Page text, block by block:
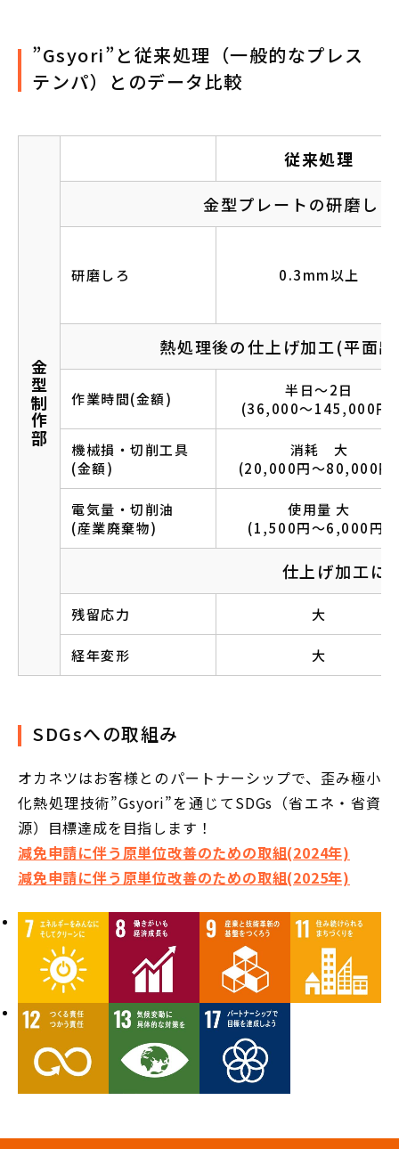
”Gsyori”と従来処理（一般的なプレス
テンパ）とのデータ比較
金型制作部
従来処理
金型プレートの研磨し
研磨しろ 0.3mm以上
熱処理後の仕上げ加工(平面
作業時間(金額)
半日〜2日
(36,000〜145,000円)
機械損・切削工具
(金額)
消耗 大
(20,000円〜80,000円
電気量・切削油
(産業廃棄物)
使用量 大
(1,500円〜6,000円)
仕上げ加工に
残留応力 大
経年変形 大
SDGsへの取組み
オカネツはお客様とのパートナーシップで、歪み極小
化熱処理技術”Gsyori”を通じてSDGs（省エネ・省資
源）目標達成を目指します！
減免申請に伴う原単位改善のための取組(2024年)
減免申請に伴う原単位改善のための取組(2025年)